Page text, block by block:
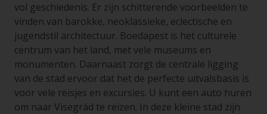
vol geschiedenis. Er zijn schitterende voorbeelden te
vinden van barokke, neoklassieke, eclectische en
jugendstil architectuur. Boedapest is het culturele
centrum van het land, met vele museums en
monumenten. Daarnaast zorgt de centrale ligging
van de stad ervoor dat het de perfecte uitvalsbasis is
voor vele reisjes en excursies. U kunt een auto huren
om naar Visegrád te reizen. In deze kleine stad zijn